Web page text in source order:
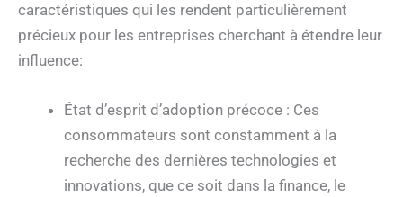
caractéristiques qui les rendent particulièrement
précieux pour les entreprises cherchant à étendre leur
influence:
État d’esprit d’adoption précoce : Ces
consommateurs sont constamment à la
recherche des dernières technologies et
innovations, que ce soit dans la finance, le